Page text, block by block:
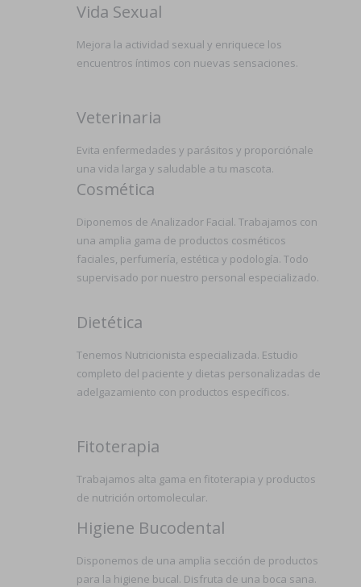
Vida Sexual
Mejora la actividad sexual y enriquece los
encuentros íntimos con nuevas sensaciones.
Veterinaria
Evita enfermedades y parásitos y proporciónale
una vida larga y saludable a tu mascota.
Cosmética
Diponemos de Analizador Facial. Trabajamos con
una amplia gama de productos cosméticos
faciales, perfumería, estética y podología. Todo
supervisado por nuestro personal especializado.
Dietética
Tenemos Nutricionista especializada. Estudio
completo del paciente y dietas personalizadas de
adelgazamiento con productos específicos.
Fitoterapia
Trabajamos alta gama en fitoterapia y productos
de nutrición ortomolecular.
Higiene Bucodental
Disponemos de una amplia sección de productos
para la higiene bucal. Disfruta de una boca sana.